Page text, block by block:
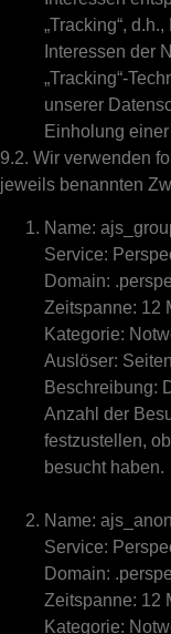
„Tracking“,
Interessen der
„Tracking“-
unserer
Einholung
9.2. Wir verwenden
jeweils benannten
Name:
Service:
Domain:
Zeitspanne: 12
Kategorie:
Auslöser:
Beschreibung:
Anzahl der
festzustellen,
besucht haben.
Name:
Service:
Domain:
Zeitspanne: 12
Kategorie: